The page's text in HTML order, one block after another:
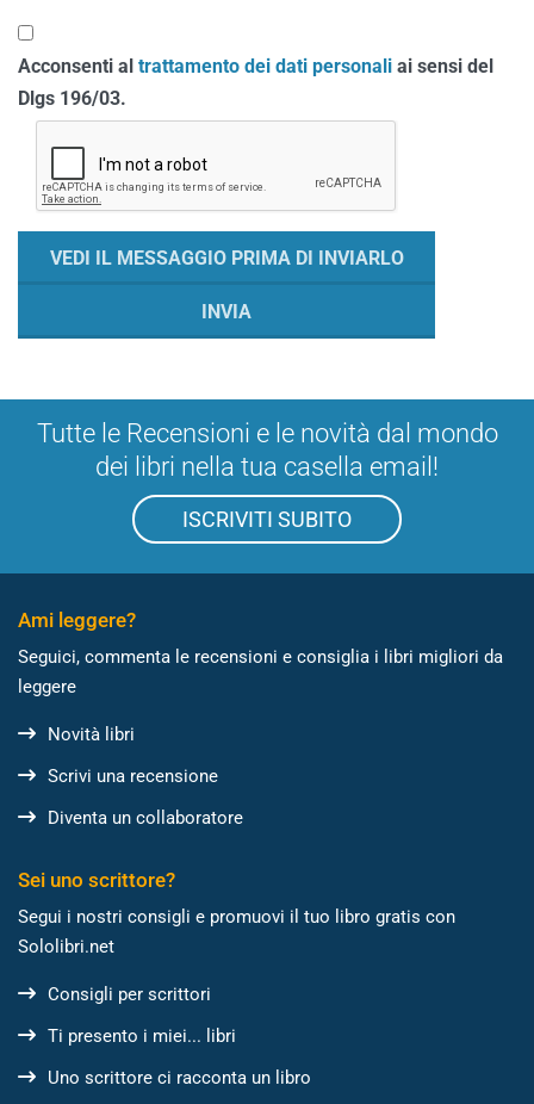
Acconsenti al trattamento dei dati personali ai sensi del
Dlgs 196/03.
Tutte le Recensioni e le novità dal mondo
dei libri nella tua casella email!
ISCRIVITI SUBITO
Ami leggere?
Seguici, commenta le recensioni e consiglia i libri migliori da
leggere
Novità libri
Scrivi una recensione
Diventa un collaboratore
Sei uno scrittore?
Segui i nostri consigli e promuovi il tuo libro gratis con
Sololibri.net
Consigli per scrittori
Ti presento i miei... libri
Uno scrittore ci racconta un libro